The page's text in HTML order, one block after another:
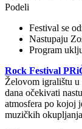
Podeli
Festival se
Nastupaju
Program
Rock Festival
Želovom igralištu
dana očekivati
atmosfera po kojoj
muzičkih